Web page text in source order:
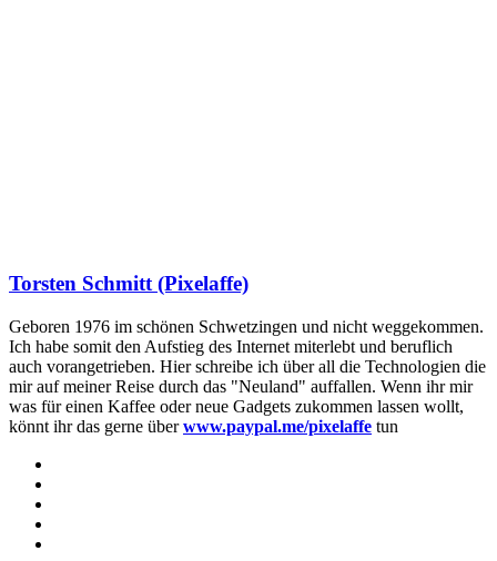
Torsten Schmitt (Pixelaffe)
Geboren 1976 im schönen Schwetzingen und nicht weggekommen.
Ich habe somit den Aufstieg des Internet miterlebt und beruflich
auch vorangetrieben. Hier schreibe ich über all die Technologien die
mir auf meiner Reise durch das "Neuland" auffallen. Wenn ihr mir
was für einen Kaffee oder neue Gadgets zukommen lassen wollt,
könnt ihr das gerne überwww.paypal.me/pixelaffe tun